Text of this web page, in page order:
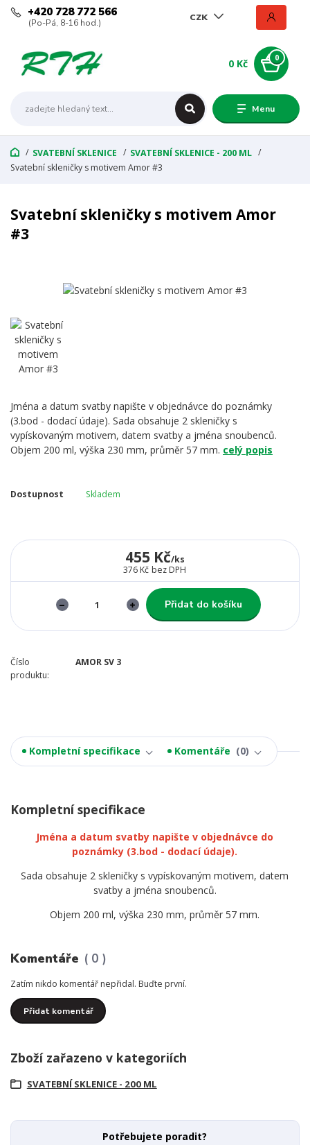
Menu
CZK
+420 728 772 566
(Po-Pá, 8-16 hod.)
0
0 Kč
SVATEBNÍ SKLENICE
SVATEBNÍ SKLENICE - 200 ML
Svatební skleničky s motivem Amor #3
Svatební skleničky s motivem Amor
#3
Jména a datum svatby napište v objednávce do poznámky
(3.bod - dodací údaje). Sada obsahuje 2 skleničky s
vypískovaným motivem, datem svatby a jména snoubenců.
Objem 200 ml, výška 230 mm, průměr 57 mm. celý popis
Dostupnost Skladem
455 Kč/ks
376 Kč bez DPH
Přidat do košíku
Číslo
produktu:
AMOR SV 3
Kompletní specifikace Komentáře 0
Kompletní specifikace
Jména a datum svatby napište v objednávce do
poznámky (3.bod - dodací údaje).
Sada obsahuje 2 skleničky s vypískovaným motivem, datem
svatby a jména snoubenců.
Objem 200 ml, výška 230 mm, průměr 57 mm.
Komentáře 0
Zatím nikdo komentář nepřidal. Buďte první.
Přidat komentář
Zboží zařazeno v kategoriích
SVATEBNÍ SKLENICE - 200 ML
Potřebujete poradit?